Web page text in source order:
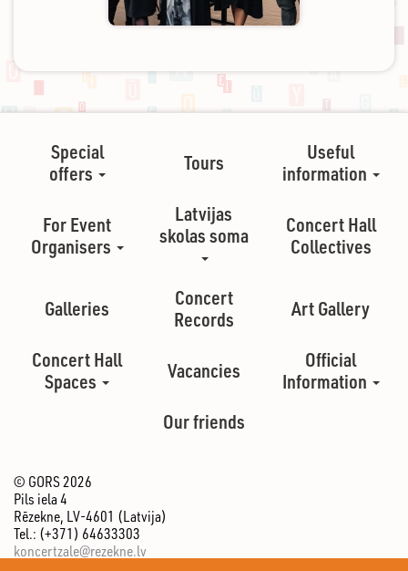
Special
offers
Tours
Useful
information
For Event
Organisers
Latvijas
skolas soma
Concert Hall
Collectives
Galleries
Concert
Records
Art Gallery
Concert Hall
Spaces
Vacancies
Official
Information
Our friends
© GORS 2026
Pils iela 4
Rēzekne, LV-4601 (Latvija)
Tel.: (+371) 64633303
koncertzale@rezekne.lv